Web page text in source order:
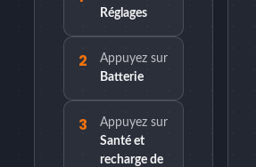
Réglages
2
Appuyez sur
Batterie
3
Appuyez sur
Santé et
recharge de